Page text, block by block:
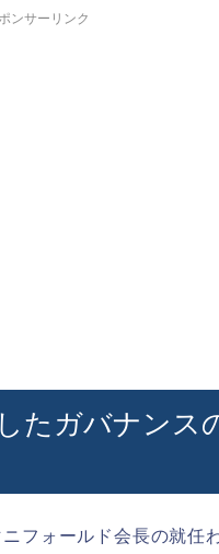
ンサーリンク
たガバナンス
フォールド会長の就任